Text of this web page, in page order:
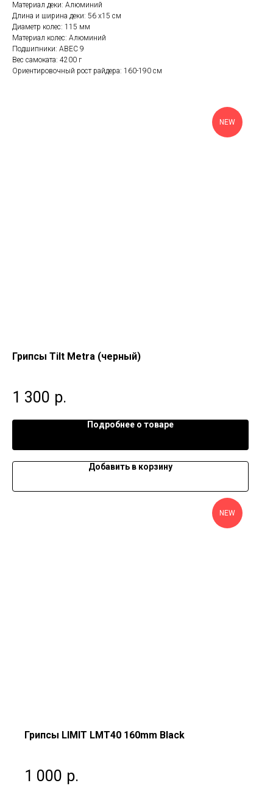
Материал деки: Алюминий
Длина и ширина деки: 56 х15 см
Диаметр колес: 115 мм
Материал колес: Алюминий
Подшипники: ABEC 9
Вес самоката: 4200 г
Ориентировочный рост райдера: 160-190 см
NEW
Грипсы Tilt Metra (черный)
1 300 р.
Подробнее о товаре
Добавить в корзину
NEW
Грипсы LIMIT LMT40 160mm Black
1 000 р.